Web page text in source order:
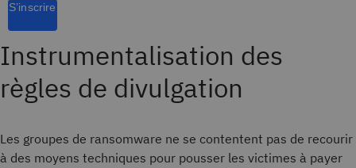
S’inscrire
Instrumentalisation des
règles de divulgation
Les groupes de ransomware ne se contentent pas de recourir
à des moyens techniques pour pousser les victimes à payer